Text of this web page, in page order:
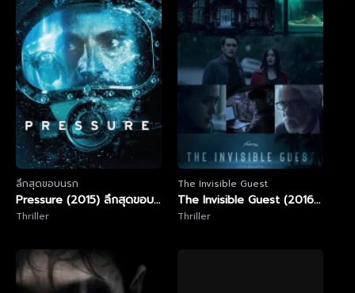
ลึกสุดขอบนรก
Pressure (2015) ลึกสุดขอบ
นรก
Thriller
The Invisible Guest
The Invisible Guest (2016)
แขกไม่ได้รับเชิญ
Thriller